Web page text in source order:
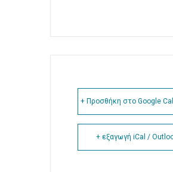
+ Προσθήκη στο Google
+ εξαγωγή iCal /